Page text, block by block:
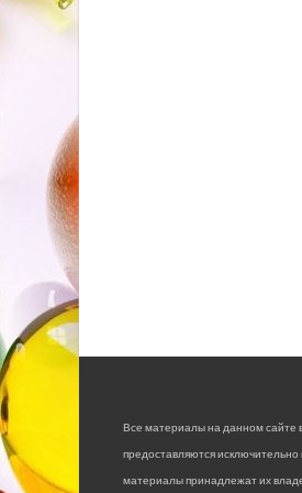
Все материалы на данном сайте
предоставляются
материалы принадлежат их